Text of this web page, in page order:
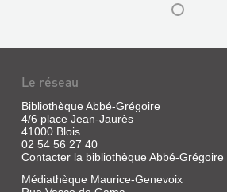
Le réseau
Bibliothèque Abbé-Grégoire
4/6 place Jean-Jaurès
41000 Blois
02 54 56 27 40
Contacter la bibliothèque Abbé-Grégoire
Médiathèque Maurice-Genevoix